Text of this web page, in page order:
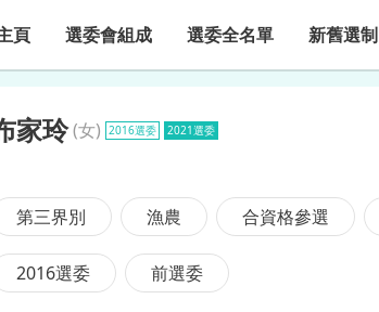
頁 選委會組成 選委全名單 新舊選制
家玲(女) 2016選委 2021選委
第三界別 漁農 合資格參選
2016選委 前選委